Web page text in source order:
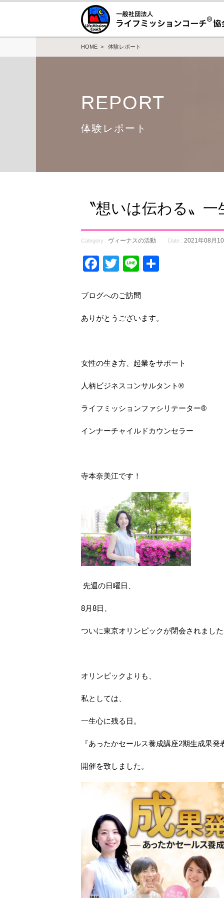
HOME > 体験レポート
REPORT
体験レポート
〝想いは伝わる〟
Category : ヴィーナスの活動 Date : 2021年08月
Facebook
Twitter
Line
ブログへのご訪問
ありがとうございます。
女性の生き方、起業をサポート
人柄ビジネスコンサルタント®
ライフミッションファシリテーター®
インナーチャイルドカウンセラー
寺本奈美江です！
先週の日曜日、
8月8日、
ついに東京オリンピックが閉会されまし
オリンピックよりも、
私としては、
一生心に残る日。
『あったかセールス養成講座2期生成果発
開催を致しました。